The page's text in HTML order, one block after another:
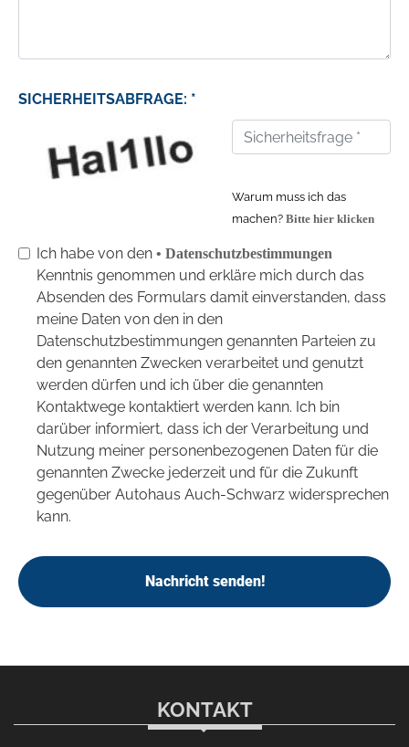
SICHERHEITSABFRAGE: *
Warum muss ich das
machen? Bitte hier klicken
Ich habe von den • Datenschutzbestimmungen
Kenntnis genommen und erkläre mich durch das
Absenden des Formulars damit einverstanden, dass
meine Daten von den in den
Datenschutzbestimmungen genannten Parteien zu
den genannten Zwecken verarbeitet und genutzt
werden dürfen und ich über die genannten
Kontaktwege kontaktiert werden kann. Ich bin
darüber informiert, dass ich der Verarbeitung und
Nutzung meiner personenbezogenen Daten für die
genannten Zwecke jederzeit und für die Zukunft
gegenüber Autohaus Auch-Schwarz widersprechen
kann.
Nachricht senden!
KONTAKT